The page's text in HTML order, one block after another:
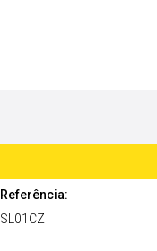
Referência:
SL01CZ